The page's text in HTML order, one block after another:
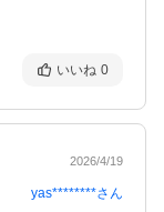
いいね 0
2026/4/19
yas********さん